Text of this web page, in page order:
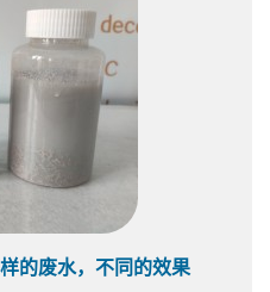
的废水，不同的效果